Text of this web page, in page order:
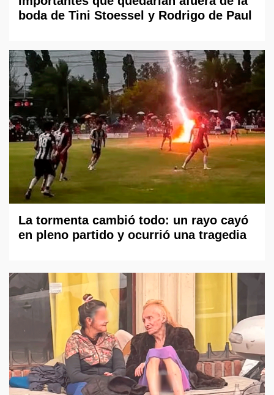
boda de Tini Stoessel y Rodrigo de Paul
La tormenta cambió todo: un rayo cayó
en pleno partido y ocurrió una tragedia